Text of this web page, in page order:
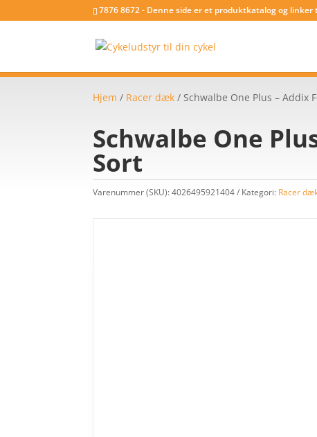
7876 8672 - Denne side er et produktkatalog og
Hjem / Racer dæk / Schwalbe One Plus – Addix
Schwalbe One
Sort
Varenummer (SKU):4026495921404 Kategori: Racer